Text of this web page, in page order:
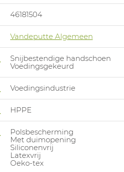
46181504
Vandeputte Algemeen
Snijbestendige handschoen
Voedingsgekeurd
Voedingsindustrie
HPPE
Polsbescherming
Met duimopening
Siliconenvrij
Latexvrij
Oeko-tex